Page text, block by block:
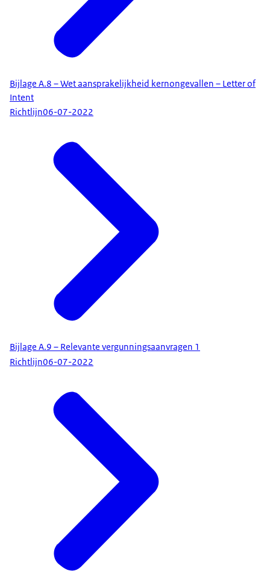
Bijlage A.8 – Wet aansprakelijkheid kernongevallen – Letter of
Intent
Richtlijn06-07-2022
Bijlage A.9 – Relevante vergunningsaanvragen 1
Richtlijn06-07-2022